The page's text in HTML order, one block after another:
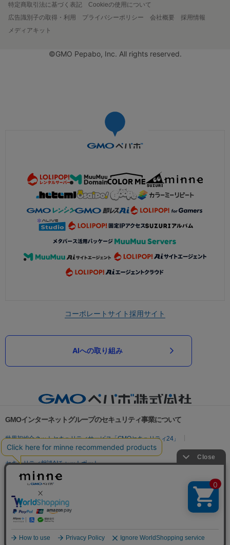
特定商取引法に基づく表記
Cookieの使用について
広告識別子の取得・利用
プライバシーポリシー 会社概要
採用情報
メディアキット
©GMO Pepabo, Inc. All rights reserved.
コーポレートサイト採用サイト
AIへの取り組み
GMOインターネットグループのセキュリティ事業について
世界初総合ネットセキュリティサービス「GMOセキュリティ24」
パスワード漏洩診断
Webサイトリスク診断
セキュリティ相談AIチャットボット
実在証明・盗聴対策
サイバー攻撃対策（GMO Flatt Security）
セキュリティ事業の軌跡